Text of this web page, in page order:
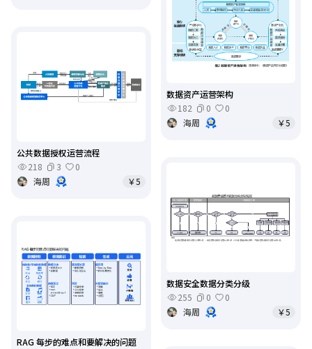
数据资产运营架构
182
0
0
海周
￥5
公共数据授权运营流程
218
3
0
海周
￥5
数据安全数据分类分级
255
0
0
海周
￥5
RAG 每步的难点和要解决的问题